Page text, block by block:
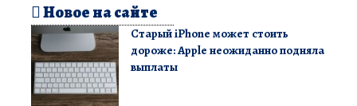
Новое на сайте
Старый iPhone может стоить
дороже: Apple неожиданно подняла
выплаты